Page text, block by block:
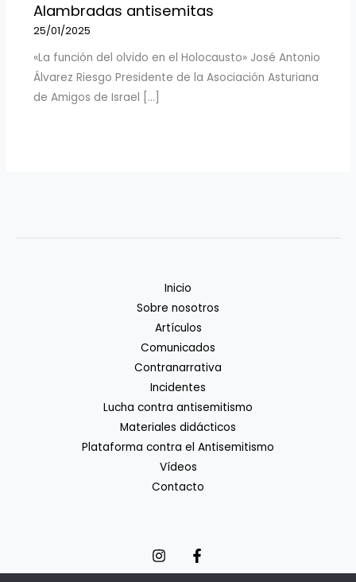
Alambradas antisemitas
25/01/2025
«La función del olvido en el Holocausto» José Antonio
Álvarez Riesgo Presidente de la Asociación Asturiana
de Amigos de Israel […]
Inicio
Sobre nosotros
Artículos
Comunicados
Contranarrativa
Incidentes
Lucha contra antisemitismo
Materiales didácticos
Plataforma contra el Antisemitismo
Vídeos
Contacto